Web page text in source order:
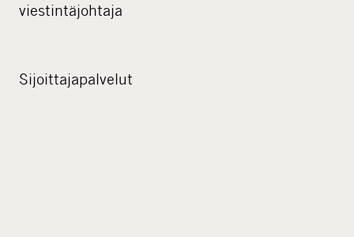
viestintäjohtaja
Sijoittajapalvelut